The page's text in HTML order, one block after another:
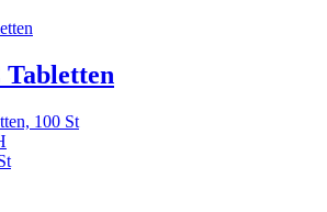
100 St